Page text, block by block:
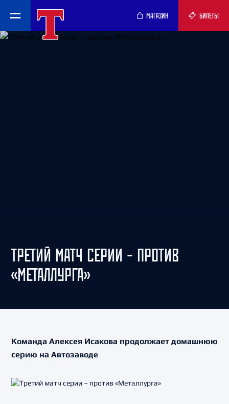
МАГАЗИН БИЛЕТЫ
ТРЕТИЙ МАТЧ СЕРИИ – ПРОТИВ
«МЕТАЛЛУРГА»
Команда Алексея Исакова продолжает домашнюю
серию на Автозаводе